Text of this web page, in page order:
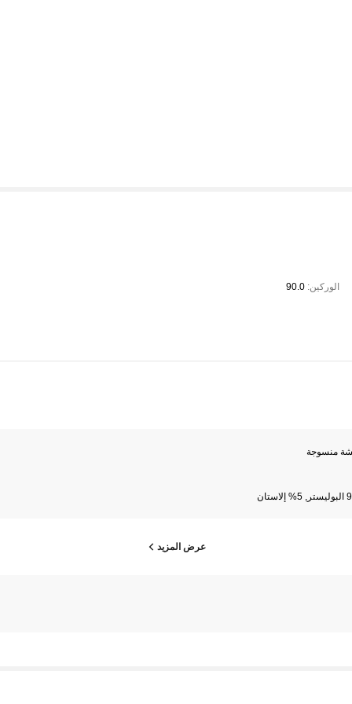
الوركين: 90.0
منسوجة
عرض المزيد